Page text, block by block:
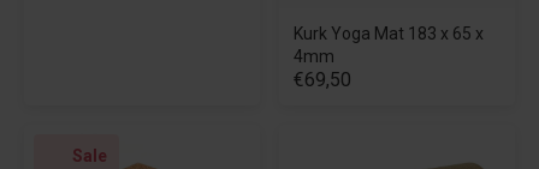
Kurk Yoga Mat 183 x 65 x
4mm
€69,50
Sale